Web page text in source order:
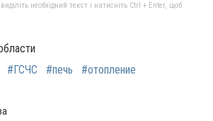
необхідний текст і натисніть Ctrl + Enter, щоб
#ГСЧС #печь #отопление